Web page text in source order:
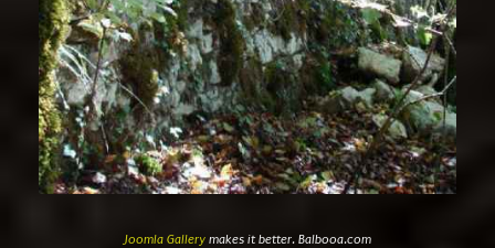
Joomla Gallerymakes it better. Balbooa.com